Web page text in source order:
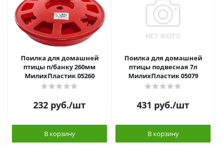
Поилка для домашней
птицы п/банку 260мм
МилихПластик 05260
232 руб./шт
В корзину
Поилка для домашней
птицы подвесная 7л
МилихПластик 05079
431 руб./шт
В корзину